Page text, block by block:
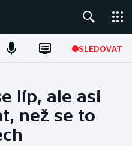
SLEDOVAT
líp, ale asi
než se to